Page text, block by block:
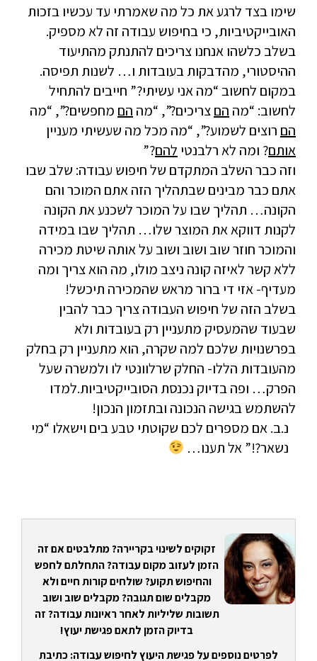
שימו בצד לרגע את כל מה שאמרתי עד עכשיו בזכות
האובייקטיביות, כי בחיפוש עבודה זה לא מספיק.
בשלב כלשהו אנחנו צריכים להתנתק מהתיעוד
ההיסטורי, מהדבקות בעובדות ו… לשנות תפיסה.
במקום לחשוב “מה אני עשיתי?” חייבים להתחיל
לחשוב: “מה הםצריכים?”, “מה הם מחפשים?”, “מה
הם רוצים לשמוע?”, “מה מכל מה שעשיתי מעניין
אותם? ומה לא רלבנטי להם?”
וזה כבר השלב המתקדם של חיפוש עבודה: שלב שבו
אתם כבר מבינים שבתהליך הזה אתם המוכר והם
הקונה… תהליך שבו על המוכר לשכנע את הקונה
לקנות דווקא את המוצר שלו… תהליך שבו במידה
והמוכר חוזר שוב ושוב ושוב על אותה שיטת מכירה
ללא קשר לאיזה קונה ניצב מולו, מה הוא צריך ומה
מעדיף- אזי די ברור מראש שהמכירה תיכשל!
בשלב הזה של חיפוש העבודה צריך כבר להבין
שבעוד שהמעסיק מתעניין רק בעובדות ולא
בפרשנויות שלכם למה שקרה, הוא מתעניין רק בחלק
מהעובדות הללו- החלק שרלוונטי לו ולמשרה שעל
הפרק… ופה בדיוק נכנסת הסובייקטיביות.למדו
להשתמש בגישה הנכונה ובתזמון הנכון!
נ.ב. אם מספרים לכם שקוטתי טבע בים וישאלו “מי
נשאר?!” אל תענו…
זקוקים לשינוי בקריירה? מתלבטים אם זה
הזמן לעזוב מקום עבודה? התחלתם לחפש
והחיפוש תקוע? שולחים קורות חיים ולא
מקבלים שום תגובה? מקבלים שוב ושוב
תשובות שליליות לאחר ראיונות עבודה? זה
בדיוק הזמן לתאם פגישת יעוץ!
לפרטים נוספים על פגישת היעוץ לחיפוש עבודה: כתיבת